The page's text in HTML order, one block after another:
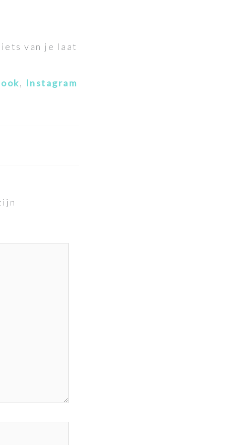
van je laat
, Instagram